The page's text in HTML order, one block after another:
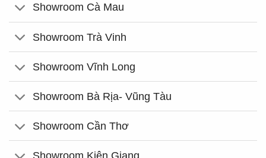
Showroom Cà Mau
Showroom Trà Vinh
Showroom Vĩnh Long
Showroom Bà Rịa- Vũng Tàu
Showroom Cần Thơ
Showroom Kiên Giang